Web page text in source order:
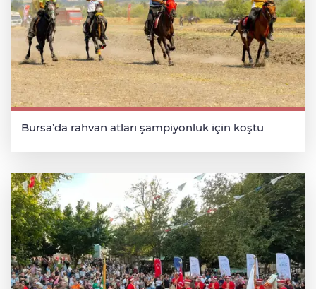
Bursa’da rahvan atları şampiyonluk için koştu